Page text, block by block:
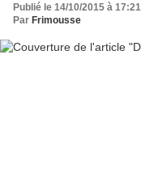
Publié le 14/10/2015 à 17:21
Par Frimousse